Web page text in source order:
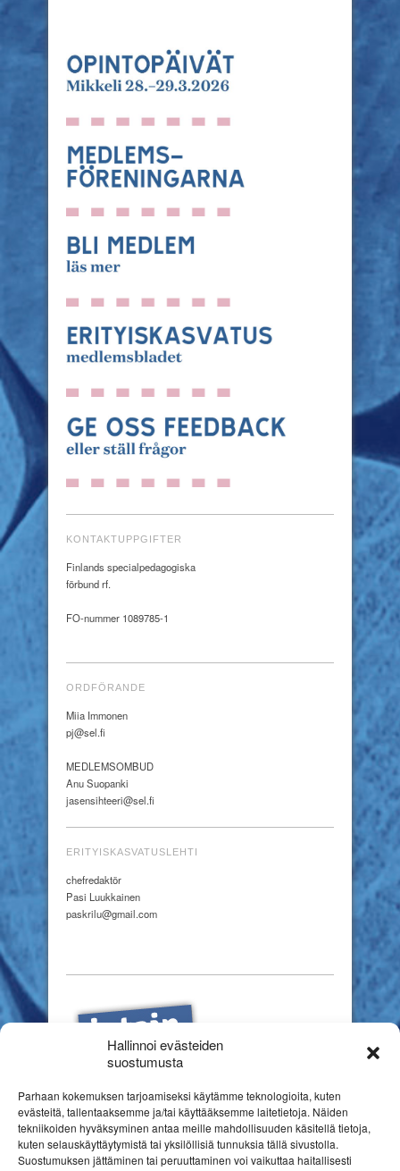
Hallinnoi evästeiden
suostumusta
Parhaan kokemuksen tarjoamiseksi käytämme teknologioita, kuten
evästeitä, tallentaaksemme ja/tai käyttääksemme laitetietoja. Näiden
tekniikoiden hyväksyminen antaa meille mahdollisuuden käsitellä tietoja,
kuten selauskäyttäytymistä tai yksilöllisiä tunnuksia tällä sivustolla.
Suostumuksen jättäminen tai peruuttaminen voi vaikuttaa haitallisesti
KONTAKTUPPGIFTER
Finlands specialpedagogiska
förbund rf.
FO-nummer 1089785-1
ORDFÖRANDE
Miia Immonen
pj@sel.fi
MEDLEMSOMBUD
Anu Suopanki
jasensihteeri@sel.fi
ERITYISKASVATUSLEHTI
chefredaktör
Pasi Luukkainen
paskrilu@gmail.com